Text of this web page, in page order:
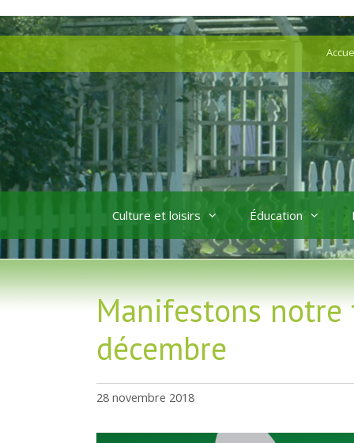
Aller
Aller
Culture et loisirs Éducation
Manifestons
décembre
28 novembre 2018